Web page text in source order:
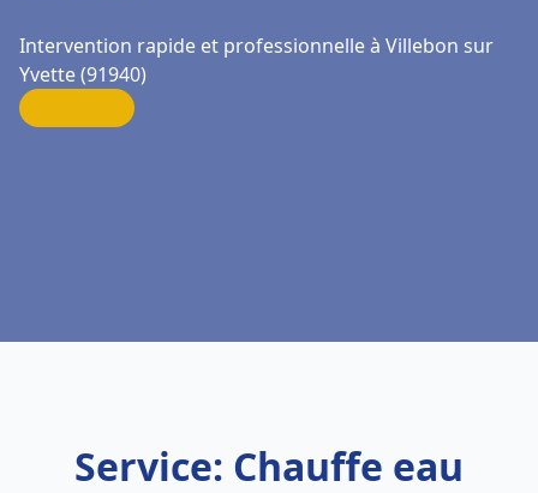
Intervention rapide et professionnelle à Villebon sur
Yvette (91940)
Service: Chauffe eau